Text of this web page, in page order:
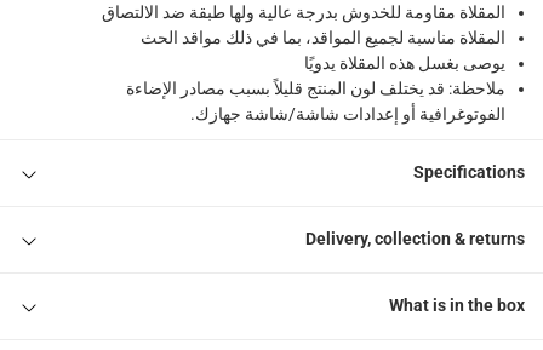
المقلاة مقاومة للخدوش بدرجة عالية ولها طبقة ضد الالتصاق
المقلاة مناسبة لجميع المواقد، بما في ذلك مواقد الحث
يوصى بغسل هذه المقلاة يدويًا
ملاحظة: قد يختلف لون المنتج قليلاً بسبب مصادر الإضاءة
الفوتوغرافية أو إعدادات شاشة/شاشة جهازك.
Specifications
Delivery, collection & returns
What is in the box